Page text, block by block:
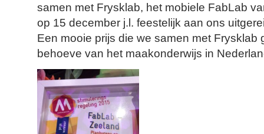
samen met Frysklab, het mobiele FabLab
op 15 december j.l. feestelijk aan ons
Een mooie prijs die we samen met Frysklab
behoeve van het maakonderwijs in